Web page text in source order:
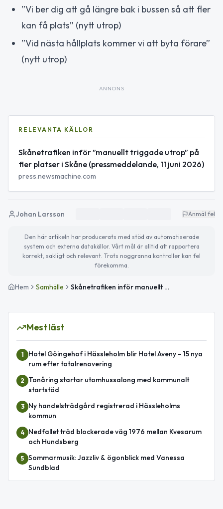
”Vi ber dig att gå längre bak i bussen så att fler
kan få plats” (nytt utrop)
”Vid nästa hållplats kommer vi att byta förare”
(nytt utrop)
ANNONS
RELEVANTA KÄLLOR
Skånetrafiken inför ”manuellt triggade utrop” på
fler platser i Skåne (pressmeddelande, 11 juni 2026)
press.newsmachine.com
Johan Larsson Anmäl fel
Den här artikeln har producerats med stöd av automatiserade
system och externa datakällor. Vårt mål är alltid att rapportera
korrekt, sakligt och relevant. Trots noggranna kontroller kan fel
förekomma.
Hem Samhälle Skånetrafiken inför manuellt triggade bussutrop – Hässleholm och ringbussarna i Höör omfattas
Mest läst
1
Hotel Göingehof i Hässleholm blir Hotel Aveny – 15 nya
rum efter totalrenovering
2
Tonåring startar utomhussalong med kommunalt
startstöd
3
Ny handelsträdgård registrerad i Hässleholms
kommun
4
Nedfallet träd blockerade väg 1976 mellan Kvesarum
och Hundsberg
5 Sommarmusik: Jazzliv & ögonblick med Vanessa
Sundblad